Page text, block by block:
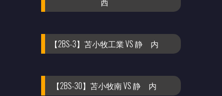
【2BS-3】苫小牧工業 VS 静 内
【2BS-30】苫小牧南 VS 静 内